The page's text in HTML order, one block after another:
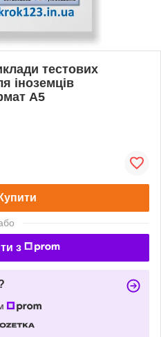
тестових
іноземців
А5
Купити
з